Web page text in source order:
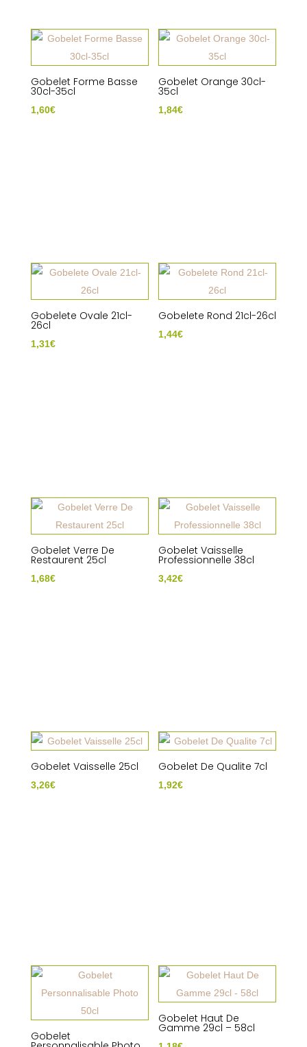
Gobelet Forme Basse
30cl-35cl
1,60€
Gobelet Orange 30cl-
35cl
1,84€
Gobelete Ovale 21cl-
26cl
1,31€
Gobelete Rond 21cl-26cl
1,44€
Gobelet Verre De
Restaurent 25cl
1,68€
Gobelet Vaisselle
Professionnelle 38cl
3,42€
Gobelet Vaisselle 25cl
3,26€
Gobelet De Qualite 7cl
1,92€
Gobelet
Gobelet Haut De
Gamme 29cl – 58cl